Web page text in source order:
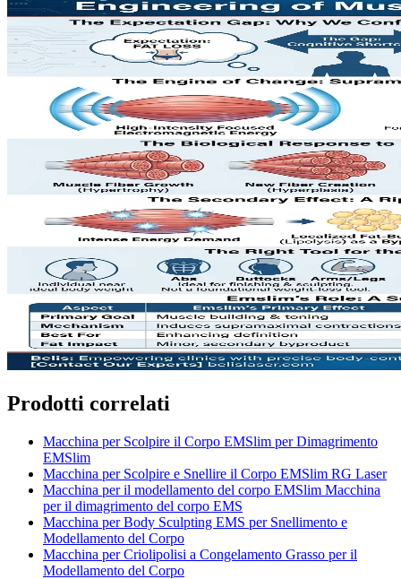
Prodotti correlati
Macchina per Scolpire il Corpo EMSlim per Dimagrimento
EMSlim
Macchina per Scolpire e Snellire il Corpo EMSlim RG Laser
Macchina per il modellamento del corpo EMSlim Macchina
per il dimagrimento del corpo EMS
Macchina per Body Sculpting EMS per Snellimento e
Modellamento del Corpo
Macchina per Criolipolisi a Congelamento Grasso per il
Modellamento del Corpo